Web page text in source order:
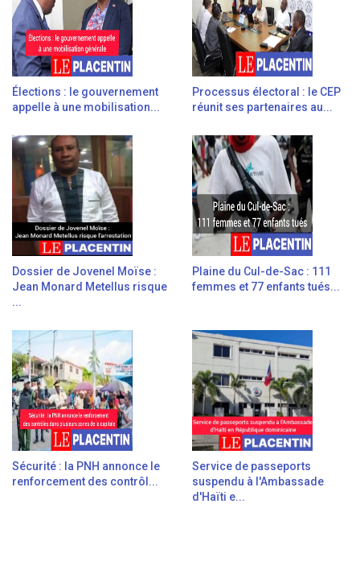
Élections : le gouvernement
appelle à une mobilisation...
Processus électoral : le CEP
réunit ses partenaires au...
Dossier de Jovenel Moïse :
Jean Monard Metellus risque
...
Plaine du Cul-de-Sac : 111
femmes et 77 enfants tués...
Sécurité : la PNH annonce le
renforcement des contrôl...
Service de passeports
suspendu à l'Ambassade
d'Haïti e...